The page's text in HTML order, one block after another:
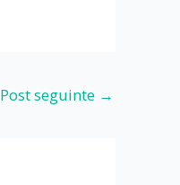
Post seguinte →